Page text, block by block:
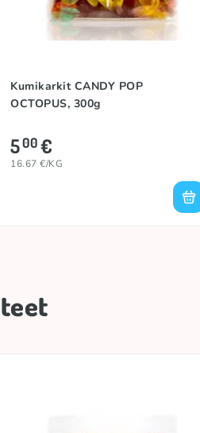
Kumikarkit CANDY POP
OCTOPUS, 300g
500€
16.67 €/KG